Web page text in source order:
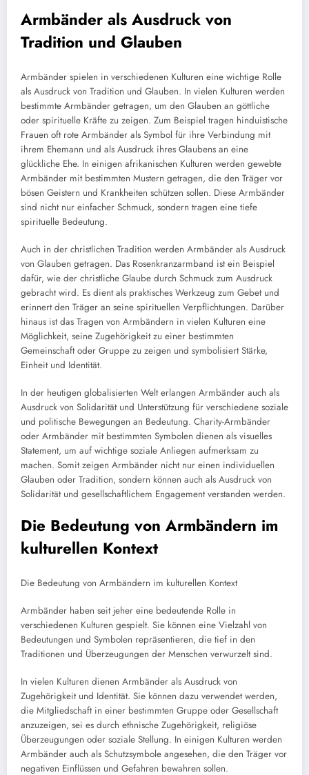
Armbänder als Ausdruck von
Tradition und Glauben
Armbänder spielen in verschiedenen Kulturen eine wichtige Rolle
als Ausdruck von Tradition und Glauben. In vielen Kulturen werden
bestimmte Armbänder getragen, um den Glauben an göttliche
oder spirituelle Kräfte zu zeigen. Zum Beispiel tragen hinduistische
Frauen oft rote Armbänder als Symbol für ihre Verbindung mit
ihrem Ehemann und als Ausdruck ihres Glaubens an eine
glückliche Ehe. In einigen afrikanischen Kulturen werden gewebte
Armbänder mit bestimmten Mustern getragen, die den Träger vor
bösen Geistern und Krankheiten schützen sollen. Diese Armbänder
sind nicht nur einfacher Schmuck, sondern tragen eine tiefe
spirituelle Bedeutung.
Auch in der christlichen Tradition werden Armbänder als Ausdruck
von Glauben getragen. Das Rosenkranzarmband ist ein Beispiel
dafür, wie der christliche Glaube durch Schmuck zum Ausdruck
gebracht wird. Es dient als praktisches Werkzeug zum Gebet und
erinnert den Träger an seine spirituellen Verpflichtungen. Darüber
hinaus ist das Tragen von Armbändern in vielen Kulturen eine
Möglichkeit, seine Zugehörigkeit zu einer bestimmten
Gemeinschaft oder Gruppe zu zeigen und symbolisiert Stärke,
Einheit und Identität.
In der heutigen globalisierten Welt erlangen Armbänder auch als
Ausdruck von Solidarität und Unterstützung für verschiedene soziale
und politische Bewegungen an Bedeutung. Charity-Armbänder
oder Armbänder mit bestimmten Symbolen dienen als visuelles
Statement, um auf wichtige soziale Anliegen aufmerksam zu
machen. Somit zeigen Armbänder nicht nur einen individuellen
Glauben oder Tradition, sondern können auch als Ausdruck von
Solidarität und gesellschaftlichem Engagement verstanden werden.
Die Bedeutung von Armbändern im
kulturellen Kontext
Die Bedeutung von Armbändern im kulturellen Kontext
Armbänder haben seit jeher eine bedeutende Rolle in
verschiedenen Kulturen gespielt. Sie können eine Vielzahl von
Bedeutungen und Symbolen repräsentieren, die tief in den
Traditionen und Überzeugungen der Menschen verwurzelt sind.
In vielen Kulturen dienen Armbänder als Ausdruck von
Zugehörigkeit und Identität. Sie können dazu verwendet werden,
die Mitgliedschaft in einer bestimmten Gruppe oder Gesellschaft
anzuzeigen, sei es durch ethnische Zugehörigkeit, religiöse
Überzeugungen oder soziale Stellung. In einigen Kulturen werden
Armbänder auch als Schutzsymbole angesehen, die den Träger vor
negativen Einflüssen und Gefahren bewahren sollen.